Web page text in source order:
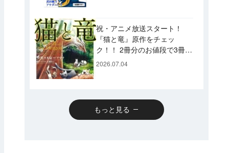
祝・アニメ放送スタート！
『猫と竜』原作をチェッ
ク！！ 2冊分のお値段で3冊読
めるスペシャルプライスパッ
2026.07.04
もっと見る